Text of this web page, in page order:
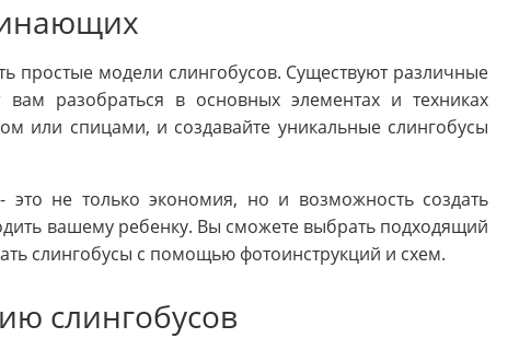
простые модели слингобусов. Существуют различные
разобраться в основных элементах и техниках
или спицами, и создавайте уникальные слингобусы
это не только экономия, но и возможность создать
вашему ребенку. Вы сможете выбрать подходящий
слингобусы с помощью фотоинструкций и схем.
слингобусов